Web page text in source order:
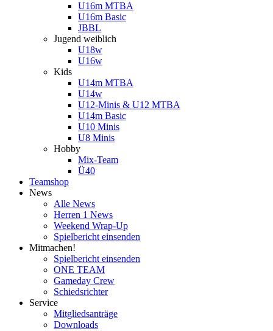
U16m MTBA
U16m Basic
JBBL
Jugend weiblich
U18w
U16w
Kids
U14m MTBA
U14w
U12-Minis & U12 MTBA
U14m Basic
U10 Minis
U8 Minis
Hobby
Mix-Team
Ü40
Teamshop
News
Alle News
Herren 1 News
Weekend Wrap-Up
Spielbericht einsenden
Mitmachen!
Spielbericht einsenden
ONE TEAM
Gameday Crew
Schiedsrichter
Service
Mitgliedsanträge
Downloads